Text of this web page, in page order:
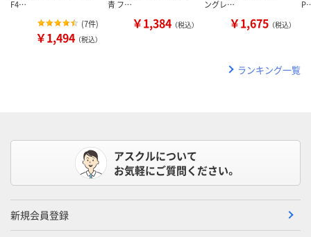
F4…
(7件)
￥1,494 （税込）
青 フ…
￥1,384 （税込）
ングレ…
￥1,675 （税込）
ランキング一覧
アスクルについて
お気軽にご質問ください。
新規会員登録